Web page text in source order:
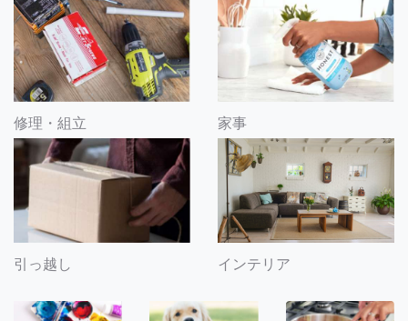
修理・組立 家事
引っ越し インテリア